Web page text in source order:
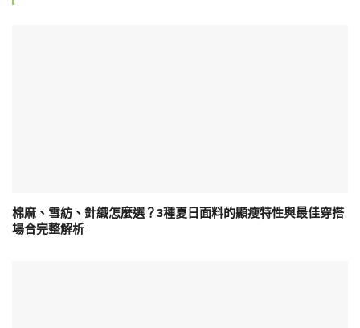
棉麻、雪紡、針織怎麼選？3種夏日面料的顯瘦特性與最佳穿搭
場合完整解析